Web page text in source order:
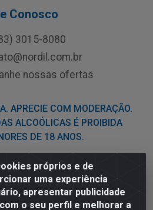
próprios e de
uma experiência
apresentar publicidade
o seu perfil e melhorar a
Conosco
3015-8080
nossas ofertas
APRECIE COM MODERAÇÃO.
ALCOÓLICAS É PROIBIDA
DE 18 ANOS.
Liberdade, 2738, Bloco F -
- CEP 58.111-400 - CNPJ
0001-41